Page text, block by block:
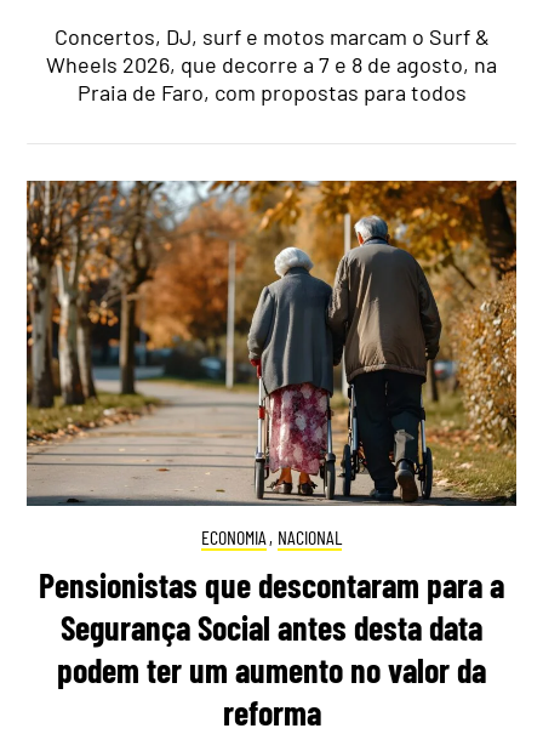
Concertos, DJ, surf e motos marcam o Surf &
Wheels 2026, que decorre a 7 e 8 de agosto, na
Praia de Faro, com propostas para todos
ECONOMIA , NACIONAL
Pensionistas que descontaram para a
Segurança Social antes desta data
podem ter um aumento no valor da
reforma